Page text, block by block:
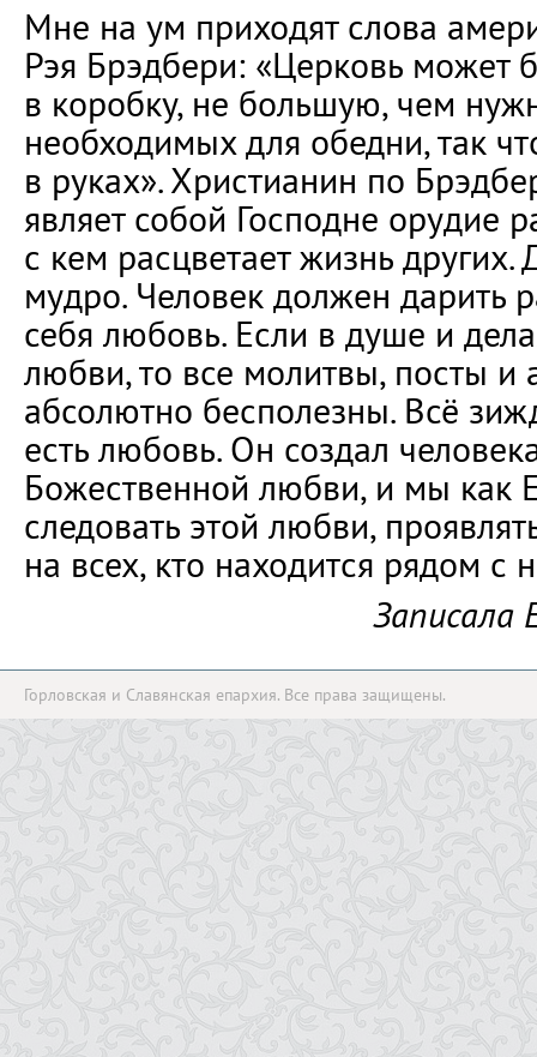
Мне на ум приходят слова
Рэя Брэдбери: «Церковь может
в коробку, не большую, чем
необходимых для обедни, так
в руках». Христианин по
являет собой Господне орудие
с кем расцветает жизнь
мудро. Человек должен дарить
себя любовь. Если в душе и
любви, то все молитвы, посты и
абсолютно бесполезны. Всё
есть любовь. Он создал
Божественной любви, и мы как
следовать этой любви,
на всех, кто находится рядом с
Записала
Горловская и Славянская епархия. Все права защищены.